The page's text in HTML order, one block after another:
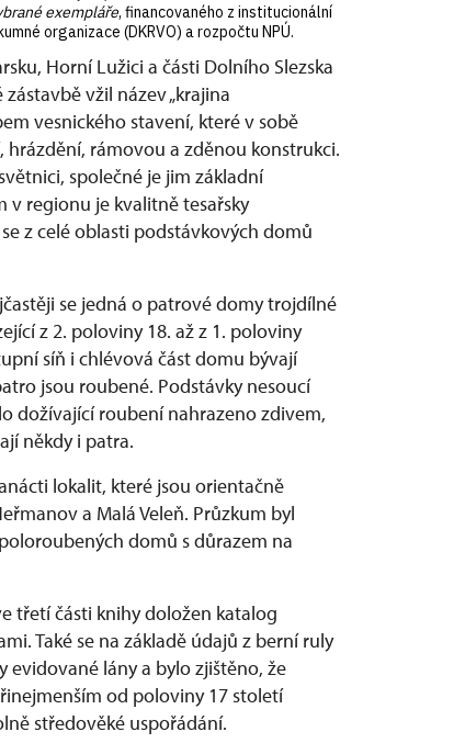
exempláře, financovaného z institucionální
organizace (DKRVO) a rozpočtu NPÚ.
Horní Lužici a části Dolního Slezska
vžil název „krajina
vesnického stavení, které v sobě
rámovou a zděnou konstrukci.
společné je jim základní
v regionu je kvalitně tesařsky
z celé oblasti podstávkových domů
se jedná o patrové domy trojdílné
z 2. poloviny 18. až z 1. poloviny
síň i chlévová část domu bývají
jsou roubené. Podstávky nesoucí
dožívající roubení nahrazeno zdivem,
někdy i patra.
lokalit, které jsou orientačně
a Malá Veleň. Průzkum byl
domů s důrazem na
třetí části knihy doložen katalog
Také se na základě údajů z berní ruly
lány a bylo zjištěno, že
od poloviny 17 století
středověké uspořádání.